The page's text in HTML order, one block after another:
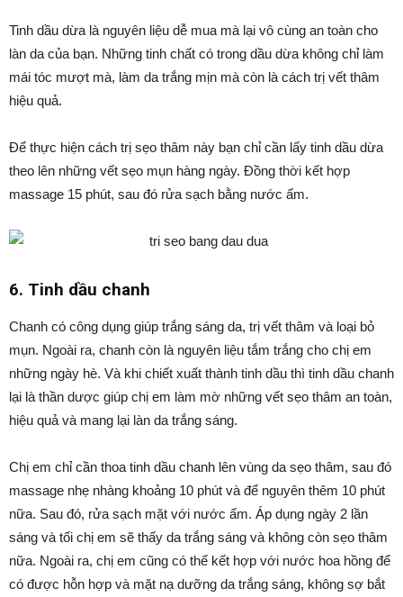
Tinh dầu dừa là nguyên liệu dễ mua mà lại vô cùng an toàn cho
làn da của bạn. Những tinh chất có trong dầu dừa không chỉ làm
mái tóc mượt mà, làm da trắng mịn mà còn là cách trị vết thâm
hiệu quả.
Để thực hiện cách trị sẹo thâm này bạn chỉ cần lấy tinh dầu dừa
theo lên những vết sẹo mụn hàng ngày. Đồng thời kết hợp
massage 15 phút, sau đó rửa sạch bằng nước ấm.
6. Tinh dầu chanh
Chanh có công dụng giúp trắng sáng da, trị vết thâm và loại bỏ
mụn. Ngoài ra, chanh còn là nguyên liệu tắm trắng cho chị em
những ngày hè. Và khi chiết xuất thành tinh dầu thì tinh dầu chanh
lại là thần dược giúp chị em làm mờ những vết sẹo thâm an toàn,
hiệu quả và mang lại làn da trắng sáng.
Chị em chỉ cần thoa tinh dầu chanh lên vùng da sẹo thâm, sau đó
massage nhẹ nhàng khoảng 10 phút và để nguyên thêm 10 phút
nữa. Sau đó, rửa sạch mặt với nước ấm. Áp dụng ngày 2 lần
sáng và tối chị em sẽ thấy da trắng sáng và không còn sẹo thâm
nữa. Ngoài ra, chị em cũng có thể kết hợp với nước hoa hồng để
có được hỗn hợp và mặt nạ dưỡng da trắng sáng, không sợ bắt